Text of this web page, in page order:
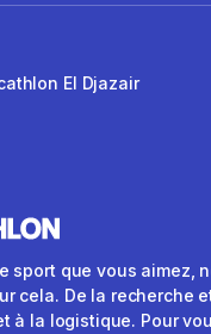
El Djazair
sport que vous aimez,
cela. De la recherche
à la logistique. Pour